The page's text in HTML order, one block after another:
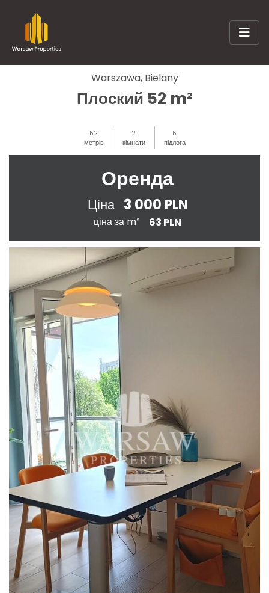
Warszawa, Bielany
Плоский 52 m²
52
метрів
2
кімнати
5
підлога
Оренда
Ціна 3 000 PLN
ціна за m² 63 PLN